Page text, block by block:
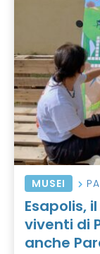
MUSEI
Esapolis,
viventi di
anche